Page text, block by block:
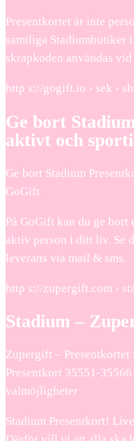
Presentkortet är inte
samtliga Stadiumbutiker
skrapkoden användas
http s://gogift.io › sek ›
Ge bort
aktivt och
Ge bort Stadium
GoGift
På GoGift kan du ge
aktiv person i ditt liv. Se
leverans via mail & sms.
http s://zupergift.com ›
Stadium –
Zupergift –
Presentkort 35551-
valmöjligheter
Stadium Presentkort!